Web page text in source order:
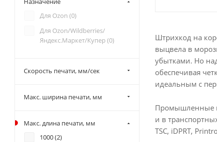
Штрихкод на
выцвела в
убытками. Но
обеспечивая
идеальным с
Промышленные
и в
TSC, iDPRT,
USB/RS-232/Ethernet/USB
Host/RTC/Bluetooth (
USB/RS-232/Ethernet/USB
Host/RTC/GPIO (
0)
Host/RTC/WiFi (0)
host (1)
host/LPT (0)
USB/RS-232/LPT/Ethernet/Wi-
Для Ozon (0)
Для Ozon/Wildberries/
Яндекс.Маркет/Купер (0)
Скорость печати, мм/сек
Макс. ширина печати, мм
Макс. длина печати, мм
1000 (2)